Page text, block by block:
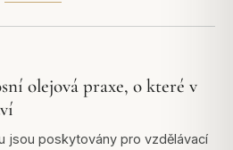
olejová praxe, o které v
jsou poskytovány pro vzdělávací